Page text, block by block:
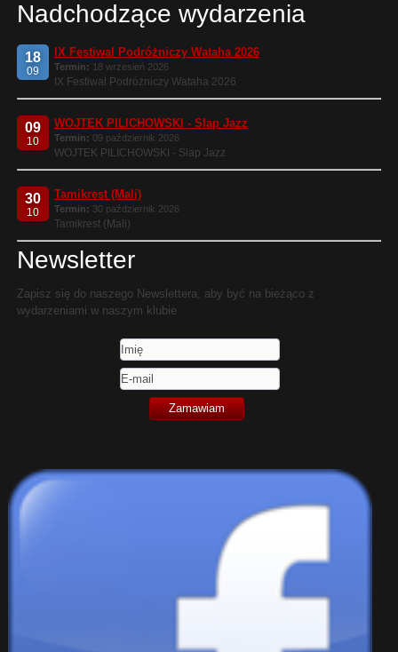
Nadchodzące wydarzenia
18
09
IX Festiwal Podróżniczy Wataha 2026
Termin: 18 wrzesień 2026
IX Festiwal Podróżniczy Wataha 2026
09
10
WOJTEK PILICHOWSKI - Slap Jazz
Termin: 09 październik 2026
WOJTEK PILICHOWSKI - Slap Jazz
30
10
Tamikrest (Mali)
Termin: 30 październik 2026
Tamikrest (Mali)
Newsletter
Zapisz się do naszego Newslettera, aby być na bieżąco z
wydarzeniami w naszym klubie